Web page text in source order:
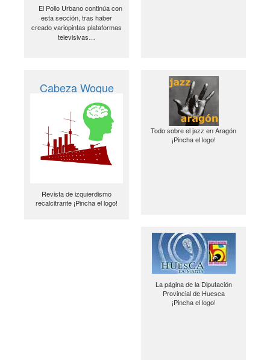
El Pollo Urbano continúa con
esta sección, tras haber
creado variopintas plataformas
televisivas…
Cabeza Woque
Revista de izquierdismo
recalcitrante ¡Pincha el logo!
Todo sobre el jazz en Aragón
¡Pincha el logo!
La página de la Diputación
Provincial de Huesca
¡Pincha el logo!